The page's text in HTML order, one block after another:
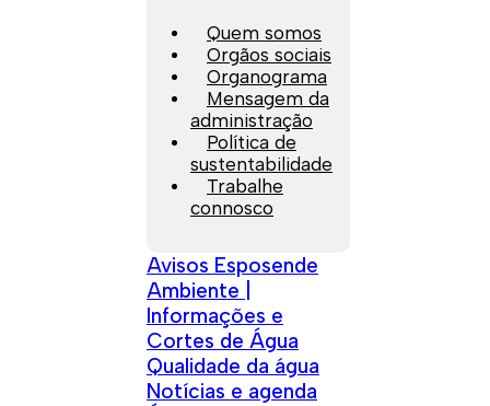
Quem somos
Orgãos sociais
Organograma
Mensagem da
administração
Política de
sustentabilidade
Trabalhe
connosco
Avisos Esposende
Ambiente |
Informações e
Cortes de Água
Qualidade da água
Notícias e agenda